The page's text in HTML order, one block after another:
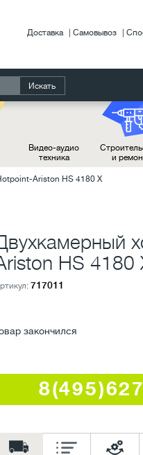
Доставка Самовывоз
Искать
Видео-аудио
техника
и
Ariston HS 4180 X
HS 4180
717011
закончился